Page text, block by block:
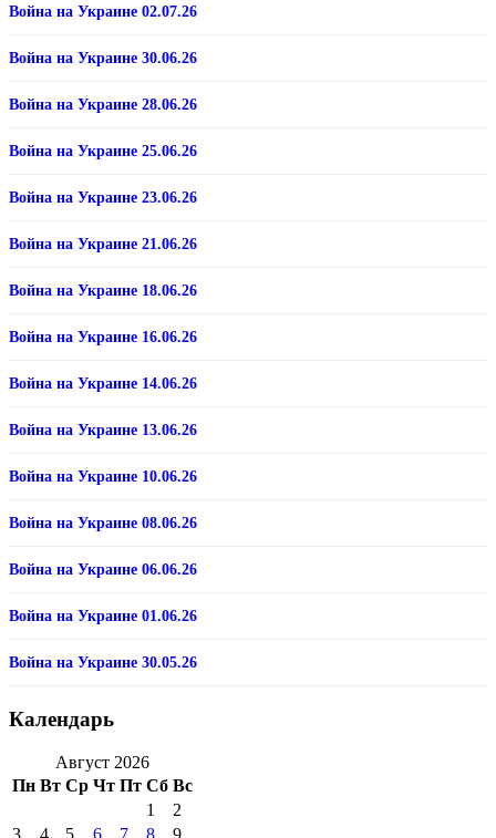
Война на Украине 02.07.26
Война на Украине 30.06.26
Война на Украине 28.06.26
Война на Украине 25.06.26
Война на Украине 23.06.26
Война на Украине 21.06.26
Война на Украине 18.06.26
Война на Украине 16.06.26
Война на Украине 14.06.26
Война на Украине 13.06.26
Война на Украине 10.06.26
Война на Украине 08.06.26
Война на Украине 06.06.26
Война на Украине 01.06.26
Война на Украине 30.05.26
Календарь
Август 2026
Пн Вт Ср Чт Пт Сб Вс
1
2
3
4 5 6 7 8
9